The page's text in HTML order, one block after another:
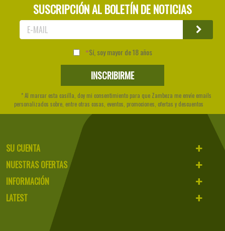
SUSCRIPCIÓN AL BOLETÍN DE NOTICIAS
Sí, soy mayor de 18 años
* Al marcar esta casilla, doy mi consentimiento para que Zambeza me envíe emails
personalizados sobre, entre otras cosas, eventos, promociones, ofertas y descuentos
SU CUENTA
NUESTRAS OFERTAS
INFORMACIÓN
LATEST